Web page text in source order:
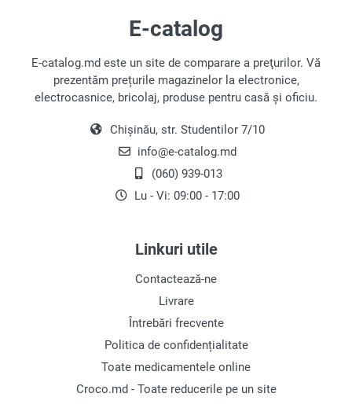
Notă
E-catalog
E-catalog.md este un site de comparare a preţurilor. Vă
prezentăm prețurile magazinelor la electronice,
electrocasnice, bricolaj, produse pentru casă și oficiu.
Chișinău, str. Studentilor 7/10
info@e-catalog.md
(060) 939-013
Lu - Vi: 09:00 - 17:00
Linkuri utile
Contactează-ne
Livrare
Întrebări frecvente
Politica de confidențialitate
Toate medicamentele online
Croco.md - Toate reducerile pe un site